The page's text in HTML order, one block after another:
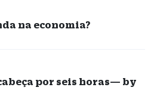
na economia?
por seis horas— by